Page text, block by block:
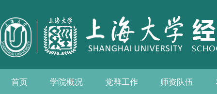
首页 学院概况 党群工作 师资队伍